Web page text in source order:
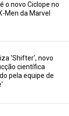
o novo Ciclope no
Men da Marvel
'Shifter', novo
científica
pela equipe de